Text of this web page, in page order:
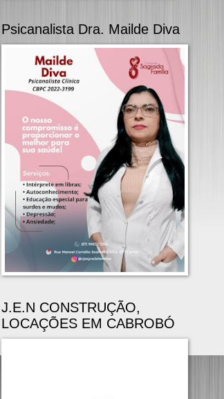
Psicanalista Dra. Mailde Diva
J.E.N CONSTRUÇÃO,
LOCAÇÕES EM CABROBÓ